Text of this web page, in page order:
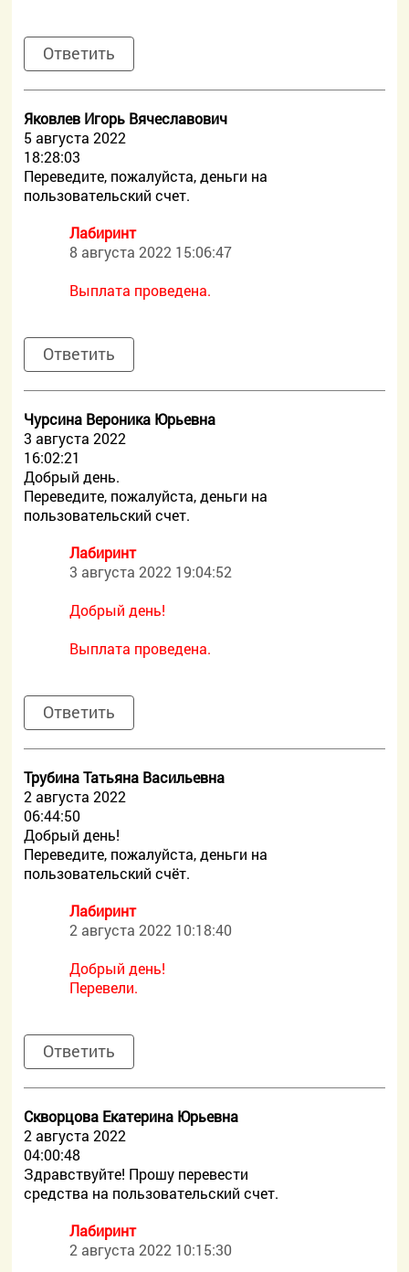
Ответить
Яковлев Игорь Вячеславович
5 августа 2022
18:28:03
Переведите, пожалуйста, деньги на
пользовательский счет.
Лабиринт
8 августа 2022 15:06:47
Выплата проведена.
Ответить
Чурсина Вероника Юрьевна
3 августа 2022
16:02:21
Добрый день.
Переведите, пожалуйста, деньги на
пользовательский счет.
Лабиринт
3 августа 2022 19:04:52
Добрый день!
Выплата проведена.
Ответить
Трубина Татьяна Васильевна
2 августа 2022
06:44:50
Добрый день!
Переведите, пожалуйста, деньги на
пользовательский счёт.
Лабиринт
2 августа 2022 10:18:40
Добрый день!
Перевели.
Ответить
Скворцова Екатерина Юрьевна
2 августа 2022
04:00:48
Здравствуйте! Прошу перевести
средства на пользовательский счет.
Лабиринт
2 августа 2022 10:15:30